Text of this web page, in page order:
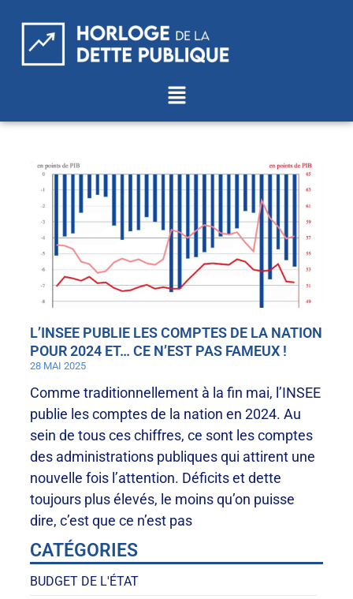
contenu
Menu
L’INSEE PUBLIE LES COMPTES DE LA NATION
POUR 2024 ET… CE N’EST PAS FAMEUX !
28 MAI 2025
Comme traditionnellement à la fin mai, l’INSEE
publie les comptes de la nation en 2024. Au
sein de tous ces chiffres, ce sont les comptes
des administrations publiques qui attirent une
nouvelle fois l’attention. Déficits et dette
toujours plus élevés, le moins qu’on puisse
dire, c’est que ce n’est pas
CATÉGORIES
BUDGET DE L'ÉTAT